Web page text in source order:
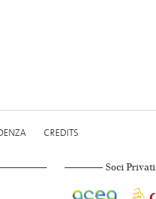
CREDITS
Soci Privati